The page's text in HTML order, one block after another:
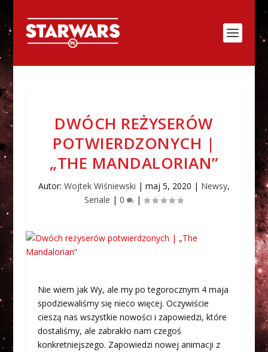
DWÓCH REŻYSERÓW
POTWIERDZONYCH |
„THE MANDALORIAN”
Autor: Wojtek Wiśniewski | maj 5, 2020 | Newsy,
Seriale |0 |
Nie wiem jak Wy, ale my po tegorocznym 4 maja
spodziewaliśmy się nieco więcej. Oczywiście
cieszą nas wszystkie nowości i zapowiedzi, które
dostaliśmy, ale zabrakło nam czegoś
konkretniejszego. Zapowiedzi nowej animacji z